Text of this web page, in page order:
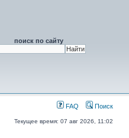
поиск по сайту
FAQ Поиск
Текущее время: 07 авг 2026, 11:02